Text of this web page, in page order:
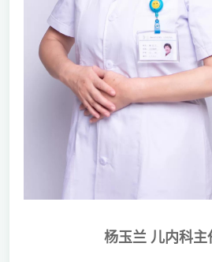
杨玉兰 儿内科主